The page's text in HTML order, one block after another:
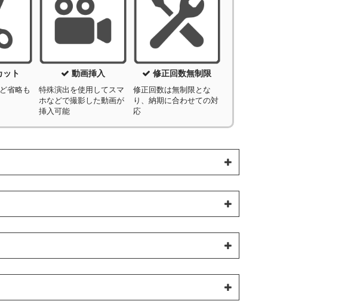
ット
省略も
動画挿入
特殊演出を使用してスマ
ホなどで撮影した動画が
挿入可能
修正回数無制限
修正回数は無制限とな
り、納期に合わせての対
応
構成も可能です。